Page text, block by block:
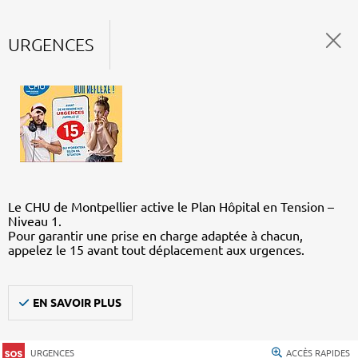
URGENCES
Le CHU de Montpellier active le Plan Hôpital en Tension –
Niveau 1.
Pour garantir une prise en charge adaptée à chacun,
appelez le 15 avant tout déplacement aux urgences.
EN SAVOIR PLUS
URGENCES ACCÈS RAPIDES